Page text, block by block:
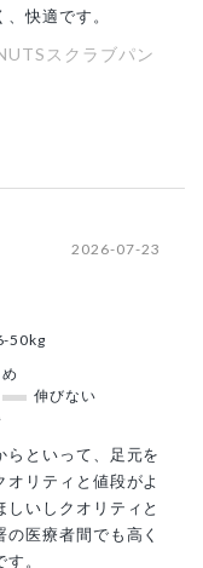
快適です。
スクラブパン
2026-07-23
50kg
伸びない
といって、足元を
リティと値段がよ
いしクオリティと
医療者間でも高く
。